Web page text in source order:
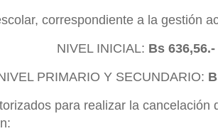
correspondiente a la gestión
NIVEL INICIAL: Bs 636,56.-
PRIMARIO Y SECUNDARIO:
para realizar la cancelación